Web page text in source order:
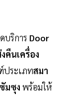
บริการ Door
คืนเครื่อง
ประเภทสมา
ซัมซุง พร้อมให้